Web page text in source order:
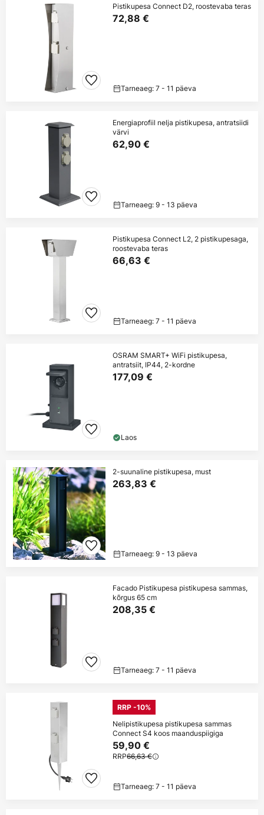
Pistikupesa Connect D2, roostevaba teras
72,88 €
Tarneaeg: 7 - 11 päeva
Energiaprofiil nelja pistikupesa, antratsiidi
värvi
62,90 €
Tarneaeg: 9 - 13 päeva
Pistikupesa Connect L2, 2 pistikupesaga,
roostevaba teras
66,63 €
Tarneaeg: 7 - 11 päeva
OSRAM SMART+ WiFi pistikupesa,
antratsiit, IP44, 2-kordne
177,09 €
Laos
2-suunaline pistikupesa, must
263,83 €
Tarneaeg: 9 - 13 päeva
Facado Pistikupesa pistikupesa sammas,
kõrgus 65 cm
208,35 €
Tarneaeg: 7 - 11 päeva
RRP -10%
Nelipistikupesa pistikupesa sammas
Connect S4 koos maanduspiigiga
59,90 €
RRP66,63 €
Tarneaeg: 7 - 11 päeva